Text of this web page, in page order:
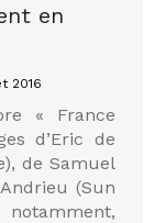
en
2016
« France
d’Eric de
de Samuel
(Sun